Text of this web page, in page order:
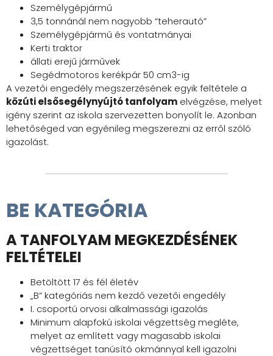
Személygépjármű
3,5 tonnánál nem nagyobb “teherautó”
Személygépjármű és vontatmányai
Kerti traktor
állati erejű járművek
Segédmotoros kerékpár 50 cm3-ig
A vezetői engedély megszerzésének egyik feltétele a
közúti elsősegélynyújtó tanfolyam elvégzése, melyet
igény szerint az iskola szervezetten bonyolít le. Azonban
lehetőséged van egyénileg megszerezni az erről szóló
igazolást.
BE KATEGÓRIA
A TANFOLYAM MEGKEZDÉSÉNEK
FELTÉTELEI
Betöltött 17 és fél életév
„B” kategóriás nem kezdő vezetői engedély
I. csoportú orvosi alkalmassági igazolás
Minimum alapfokú iskolai végzettség megléte,
melyet az említett vagy magasabb iskolai
végzettséget tanúsító okmánnyal kell igazolni